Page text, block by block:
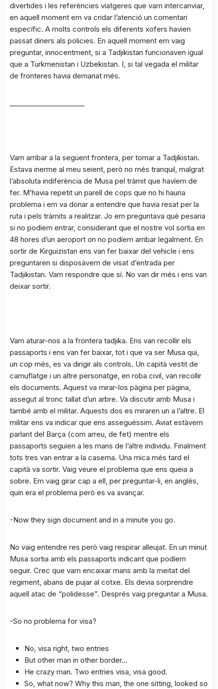
divertides i les referències viatgeres que vam intercanviar,
en aquell moment em va cridar l’atenció un comentari
específic. A molts controls els diferents xofers havien
passat diners als policies. En aquell moment em vaig
preguntar, innocentment, si a Tadjikistan funcionaven igual
que a Turkmenistan i Uzbekistan. I, si tal vegada el militar
de fronteres havia demanat més.
Vam arribar a la següent frontera, per tornar a Tadjikistan.
Estava inerme al meu seient, però no més tranquil, malgrat
l’absoluta indiferència de Musa pel tràmit que havíem de
fer. M’havia repetit un parell de cops que no hi hauria
problema i em va donar a entendre que havia resat per la
ruta i pels tràmits a realitzar. Jo em preguntava què pesaria
si no podíem entrar, considerant que el nostre vol sortia en
48 hores d’un aeroport on no podíem arribar legalment. En
sortir de Kirguizistan ens van fer baixar del vehicle i ens
preguntaren si disposàvem de visat d’entrada per
Tadjikistan. Vam respondre que sí. No van dir més i ens van
deixar sortir.
Vam aturar-nos a la frontera tadjika. Ens van recollir els
passaports i ens van fer baixar, tot i que va ser Musa qui,
un cop més, es va dirigir als controls. Un capità vestit de
camuflatge i un altre personatge, en roba civil, van recollir
els documents. Aquest va mirar-los pàgina per pàgina,
assegut al tronc tallat d’un arbre. Va discutir amb Musa i
també amb el militar. Aquests dos es miraren un a l’altre. El
militar ens va indicar que ens asseguéssim. Aviat estàvem
parlant del Barça (com arreu, de fet) mentre els
passaports seguien a les mans de l’altre individu. Finalment
tots tres van entrar a la caserna. Una mica més tard el
capità va sortir. Vaig veure el problema que ens queia a
sobre. Em vaig girar cap a ell, per preguntar-li, en anglès,
quin era el problema però es va avançar.
-Now they sign document and in a minute you go.
No vaig entendre res però vaig respirar alleujat. En un minut
Musa sortia amb els passaports indicant que podíem
seguir. Crec que vam encaixar mans amb la meitat del
regiment, abans de pujar al cotxe. Els devia sorprendre
aquell atac de “polidesse”. Després vaig preguntar a Musa.
-So no problema for visa?
No, visa right, two entries
But other man in other border…
He crazy man. Two entries visa, visa good.
So, what now? Why this man, the one sitting, looked so